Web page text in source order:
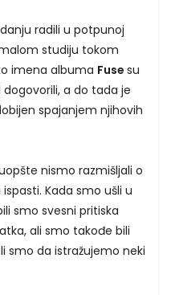
radili u potpunoj
studiju tokom
imena albuma Fuse su
a do tada je
spajanjem njihovih
nismo razmišljali o
Kada smo ušli u
smo svesni pritiska
ali smo takođe bili
smo da istražujemo neki